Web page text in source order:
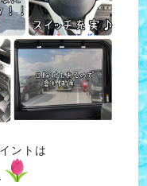
ントは